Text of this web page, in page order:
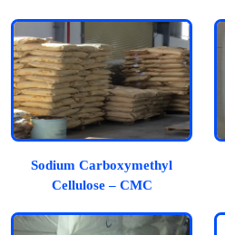
Sodium Carboxymethyl
Cellulose – CMC